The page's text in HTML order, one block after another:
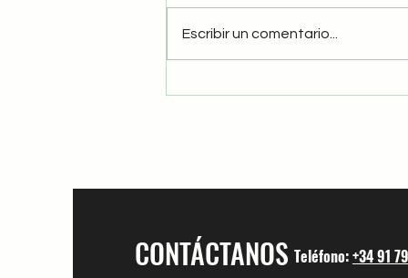
El Chele
Escribir un comentario...
CONTÁCTANOS Teléfono:+34 91